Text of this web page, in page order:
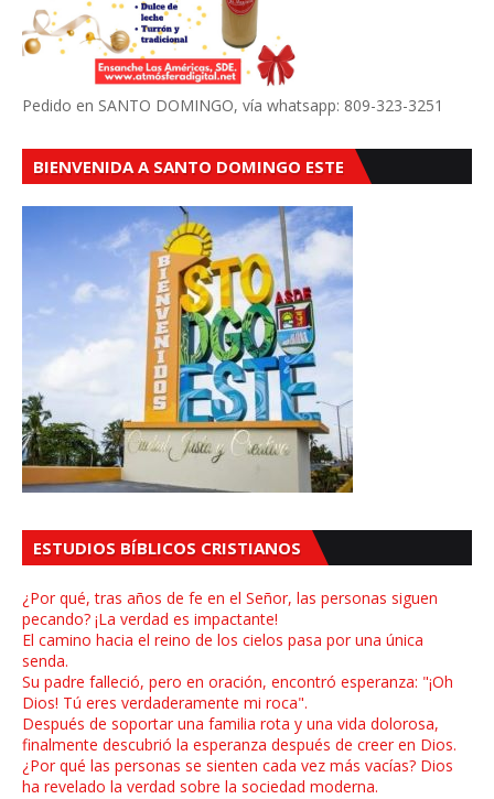
Pedido en SANTO DOMINGO, vía whatsapp: 809-323-3251
BIENVENIDA A SANTO DOMINGO ESTE
ESTUDIOS BÍBLICOS CRISTIANOS
¿Por qué, tras años de fe en el Señor, las personas siguen
pecando? ¡La verdad es impactante!
El camino hacia el reino de los cielos pasa por una única
senda.
Su padre falleció, pero en oración, encontró esperanza: "¡Oh
Dios! Tú eres verdaderamente mi roca".
Después de soportar una familia rota y una vida dolorosa,
finalmente descubrió la esperanza después de creer en Dios.
¿Por qué las personas se sienten cada vez más vacías? Dios
ha revelado la verdad sobre la sociedad moderna.